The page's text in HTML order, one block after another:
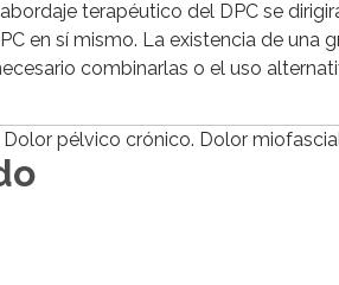
terapéutico del DPC se
en sí mismo. La existencia de una
combinarlas o el uso
Dolor pélvico crónico. Dolor